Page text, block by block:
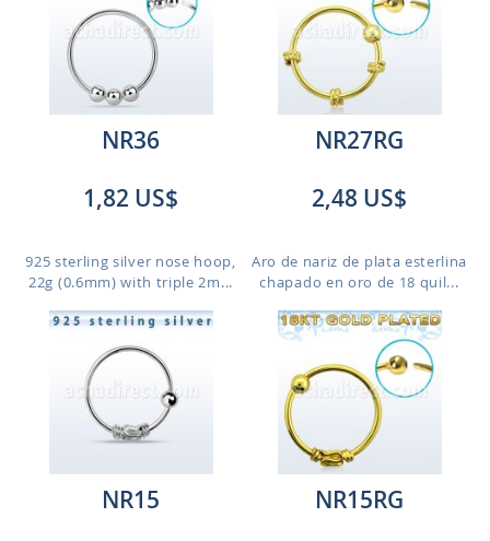
NR36
1,82 US$
925 sterling silver nose hoop,
22g (0.6mm) with triple 2m...
NR27RG
2,48 US$
Aro de nariz de plata esterlina
chapado en oro de 18 quil...
NR15
NR15RG